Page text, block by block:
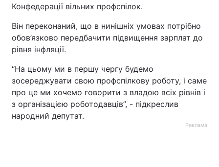
Конфедерації вільних профспілок.
Він переконаний, що в нинішніх умовах потрібно
обов’язково передбачити підвищення зарплат до
рівня інфляції.
“На цьому ми в першу чергу будемо
зосереджувати свою профспілкову роботу, і саме
про це ми хочемо говорити з владою всіх рівнів і
з організацією роботодавців”, - підкреслив
народний депутат.
Реклама